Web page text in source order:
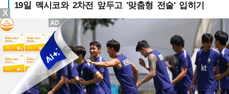
19일 멕시코와 2차전 앞두고 '맞춤형 전술' 입히기
X